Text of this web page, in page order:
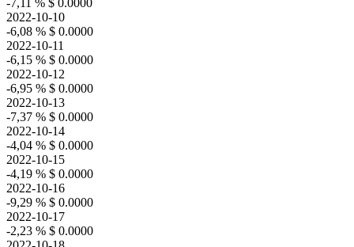
-7,11 % $ 0.0000
2022-10-10
-6,08 % $ 0.0000
2022-10-11
-6,15 % $ 0.0000
2022-10-12
-6,95 % $ 0.0000
2022-10-13
-7,37 % $ 0.0000
2022-10-14
-4,04 % $ 0.0000
2022-10-15
-4,19 % $ 0.0000
2022-10-16
-9,29 % $ 0.0000
2022-10-17
-2,23 % $ 0.0000